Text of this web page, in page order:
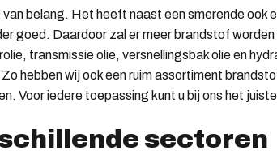
belang. Het heeft naast een smerende ook
goed. Daardoor zal er meer brandstof
transmissie olie, versnellingsbak olie en
hebben wij ook een ruim assortiment
Voor iedere toepassing kunt u bij ons het
sectoren